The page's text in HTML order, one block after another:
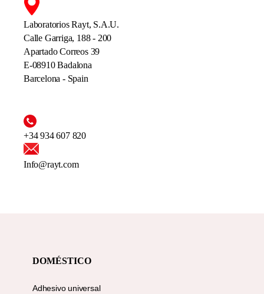
Laboratorios Rayt, S.A.U.
Calle Garriga, 188 - 200
Apartado Correos 39
E-08910 Badalona
Barcelona - Spain
+34 934 607 820
Info@rayt.com
DOMÉSTICO
Adhesivo universal